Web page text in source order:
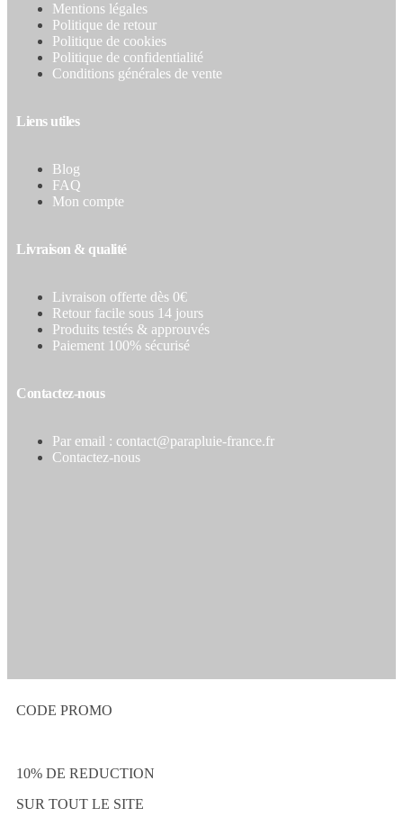
Mentions légales
Politique de retour
Politique de cookies
Politique de confidentialité
Conditions générales de vente
Liens utiles
Blog
FAQ
Mon compte
Livraison & qualité
Livraison offerte dès 0€
Retour facile sous 14 jours
Produits testés & approuvés
Paiement 100% sécurisé
Contactez-nous
Par email : contact@parapluie-france.fr
Contactez-nous
CODE PROMO
10% DE REDUCTION
SUR TOUT LE SITE